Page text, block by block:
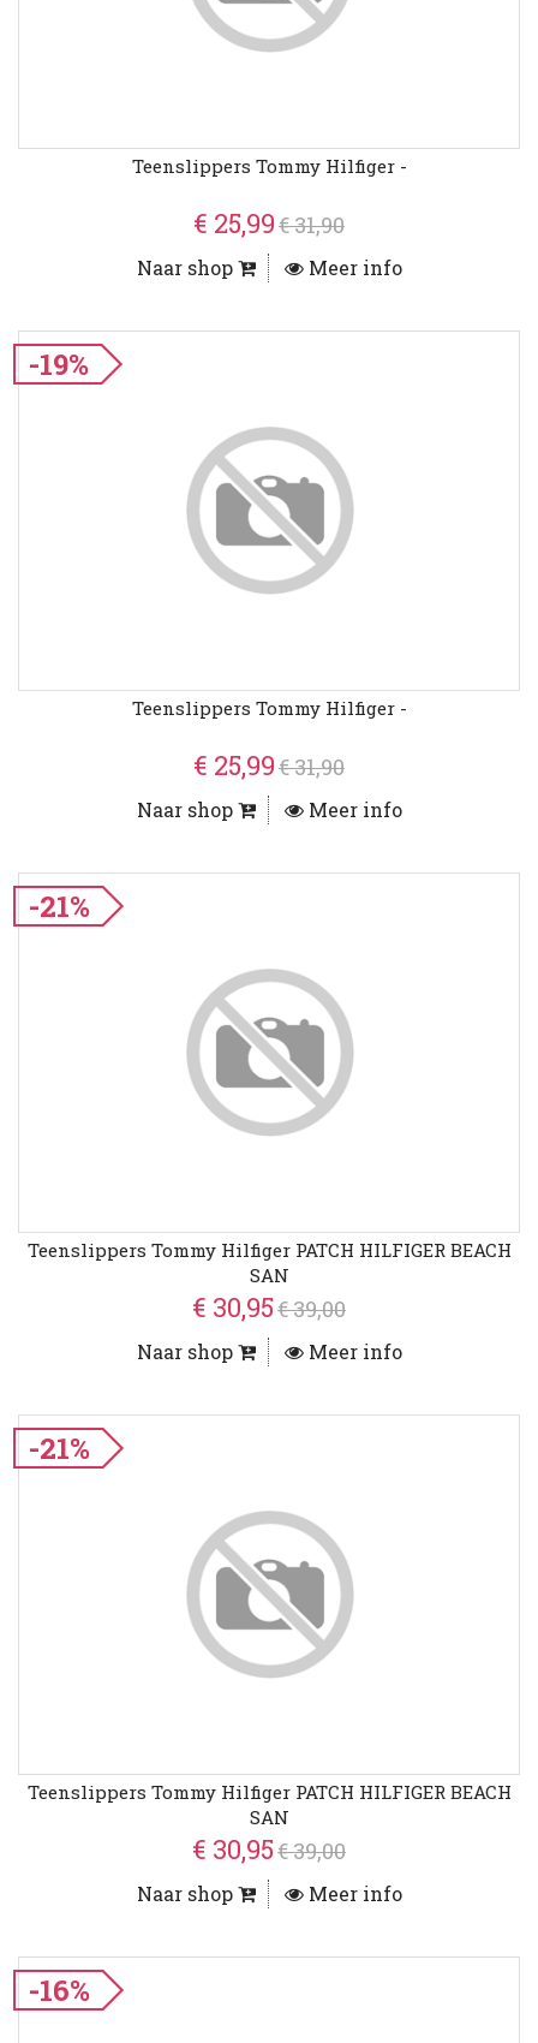
Teenslippers Tommy Hilfiger -
€ 25,99€ 31,90
Naar shop Meer info
-19%
Teenslippers Tommy Hilfiger -
€ 25,99€ 31,90
Naar shop Meer info
-21%
Teenslippers Tommy Hilfiger PATCH HILFIGER BEACH
SAN
€ 30,95€ 39,00
Naar shop Meer info
-21%
Teenslippers Tommy Hilfiger PATCH HILFIGER BEACH
SAN
€ 30,95€ 39,00
Naar shop Meer info
-16%